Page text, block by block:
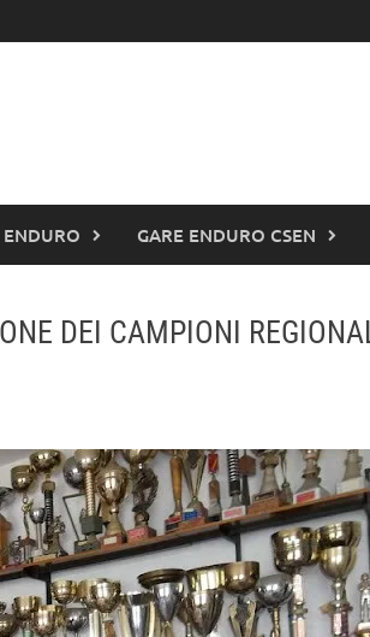
GARE ENDURO CSEN
DEI CAMPIONI